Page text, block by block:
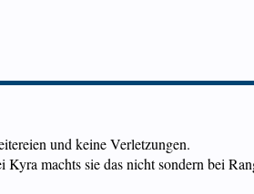
und keine Verletzungen.
machts sie das nicht sondern bei